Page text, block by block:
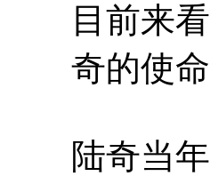
目前来看
奇的使
陆奇当